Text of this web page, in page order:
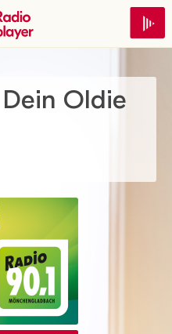
Oldie